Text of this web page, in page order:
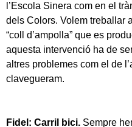
l’Escola Sinera com en el
dels Colors. Volem treballar
“coll d’ampolla” que es
aquesta intervenció ha de
altres problemes com el de
clavegueram.
Fidel: Carril bici. Sempre